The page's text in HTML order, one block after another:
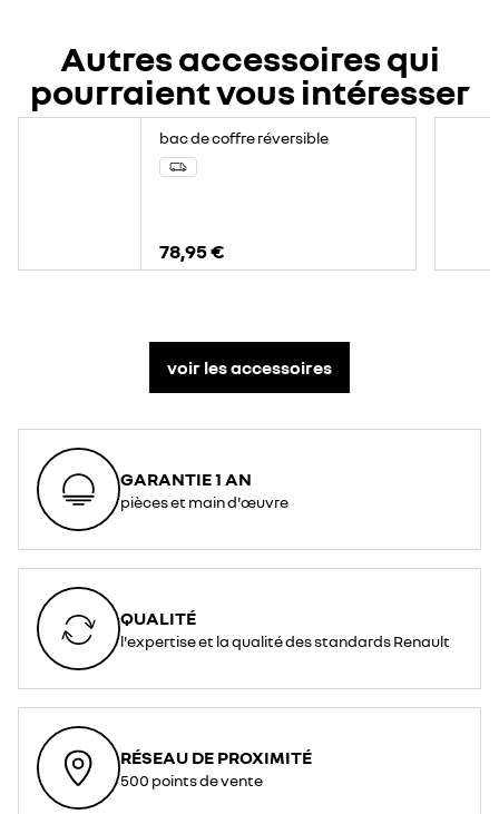
Autres accessoires qui
pourraient vous intéresser
bac de coffre réversible
78,95 €
voir les accessoires
GARANTIE 1 AN
pièces et main d'œuvre
QUALITÉ
l'expertise et la qualité des standards Renault
RÉSEAU DE PROXIMITÉ
500 points de vente